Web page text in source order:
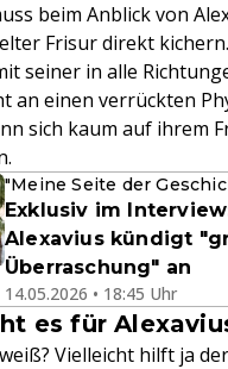
beim Anblick von
Frisur direkt
seiner in alle
an einen verrückten
sich kaum auf ihrem
"Meine Seite der
Exklusiv im
Alexavius kündigt
Überraschung" an
14.05.2026 • 18:45 Uhr
es für
Vielleicht hilft ja